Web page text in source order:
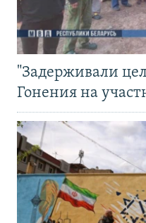
"Задерживали
Гонения на